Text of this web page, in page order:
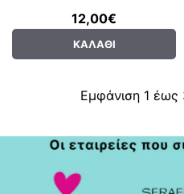
12,00€
ΚΑΛΆΘΙ
Εμφάνιση 1 έως